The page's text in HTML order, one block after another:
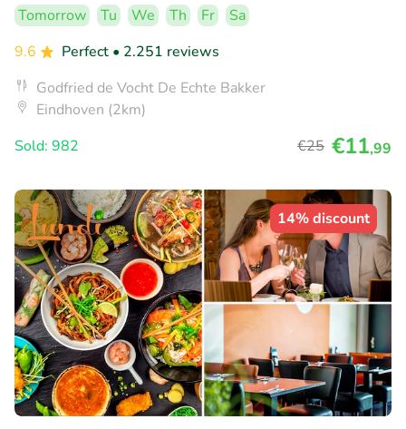
Tomorrow Tu We Th Fr
Sa
9.6
Perfect • 2.251 reviews
Godfried de Vocht De Echte Bakker
Eindhoven (2km)
Sold: 982
€25 €11,99
14% discount